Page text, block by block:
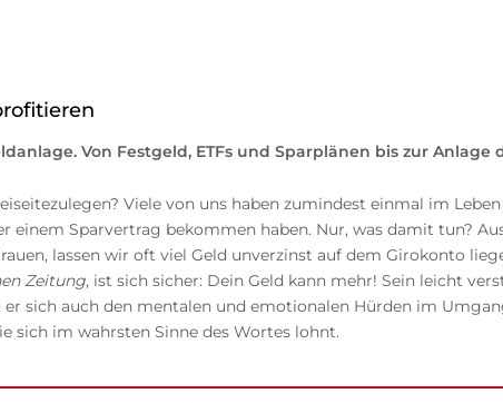
Von Festgeld, ETFs und Sparplänen bis zur Anlage
Viele von uns haben zumindest einmal im
einem Sparvertrag bekommen haben. Nur, was damit tun?
lassen wir oft viel Geld unverzinst auf dem Girokonto
Zeitung, ist sich sicher: Dein Geld kann mehr! Sein leicht
sich auch den mentalen und emotionalen Hürden im
sich im wahrsten Sinne des Wortes lohnt.